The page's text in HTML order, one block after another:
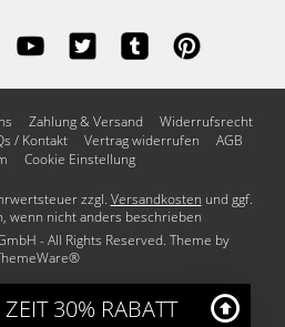
Zahlung & Versand
Widerrufsrecht
/ Kontakt Vertrag widerrufen
AGB
Cookie Einstellung
zzgl. Versandkosten und ggf.
wenn nicht anders beschrieben
- All Rights Reserved. Theme by
30% RABATT